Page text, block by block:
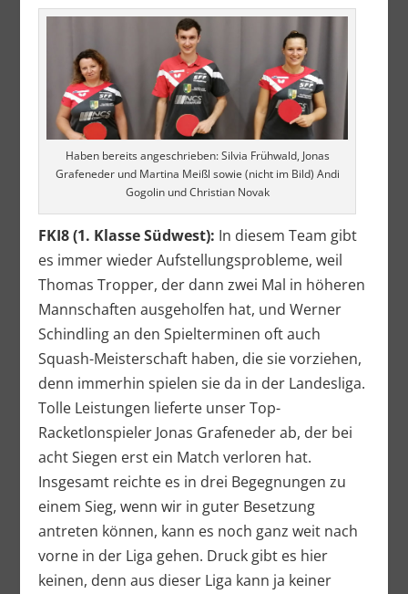
Haben bereits angeschrieben: Silvia Frühwald, Jonas
Grafeneder und Martina Meißl sowie (nicht im Bild) Andi
Gogolin und Christian Novak
FKI8 (1. Klasse Südwest): In diesem Team gibt
es immer wieder Aufstellungsprobleme, weil
Thomas Tropper, der dann zwei Mal in höheren
Mannschaften ausgeholfen hat, und Werner
Schindling an den Spielterminen oft auch
Squash-Meisterschaft haben, die sie vorziehen,
denn immerhin spielen sie da in der Landesliga.
Tolle Leistungen lieferte unser Top-
Racketlonspieler Jonas Grafeneder ab, der bei
acht Siegen erst ein Match verloren hat.
Insgesamt reichte es in drei Begegnungen zu
einem Sieg, wenn wir in guter Besetzung
antreten können, kann es noch ganz weit nach
vorne in der Liga gehen. Druck gibt es hier
keinen, denn aus dieser Liga kann ja keiner